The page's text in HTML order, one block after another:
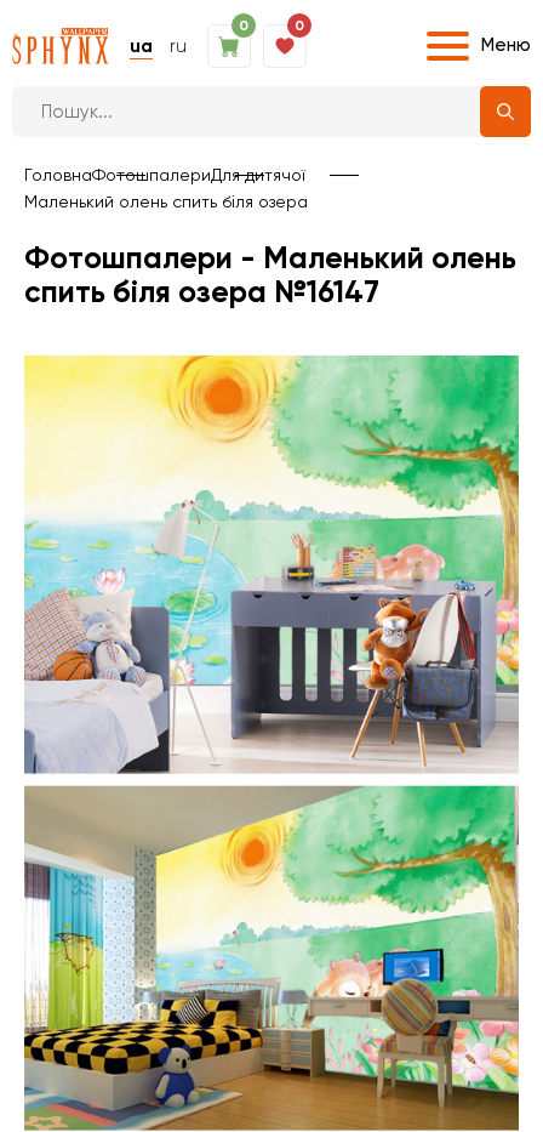
ua ru
0 0
Меню
ГоловнаФотошпалериДля дитячої
Маленький олень спить біля озера
Фотошпалери - Маленький олень
спить біля озера №16147